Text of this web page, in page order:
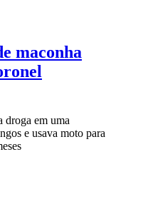
maconha
droga em uma
e usava moto para